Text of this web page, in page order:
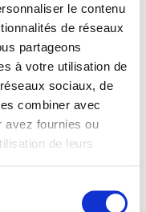
le contenu
de réseaux
partageons
à votre utilisation de
sociaux, de
combiner avec
avez fournies ou
de leurs